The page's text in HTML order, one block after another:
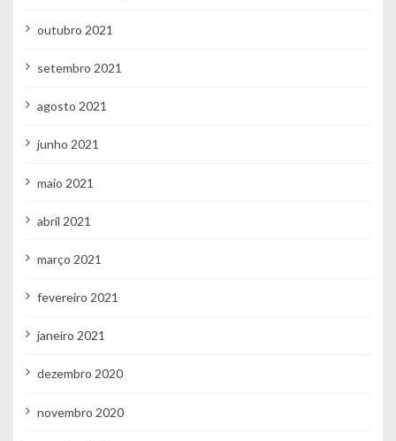
outubro 2021
setembro 2021
agosto 2021
junho 2021
maio 2021
abril 2021
março 2021
fevereiro 2021
janeiro 2021
dezembro 2020
novembro 2020